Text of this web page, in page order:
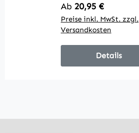
Regulärer Preis:
Ab 20,95 €
Preise inkl. MwSt. zzgl.
Versandkosten
Details